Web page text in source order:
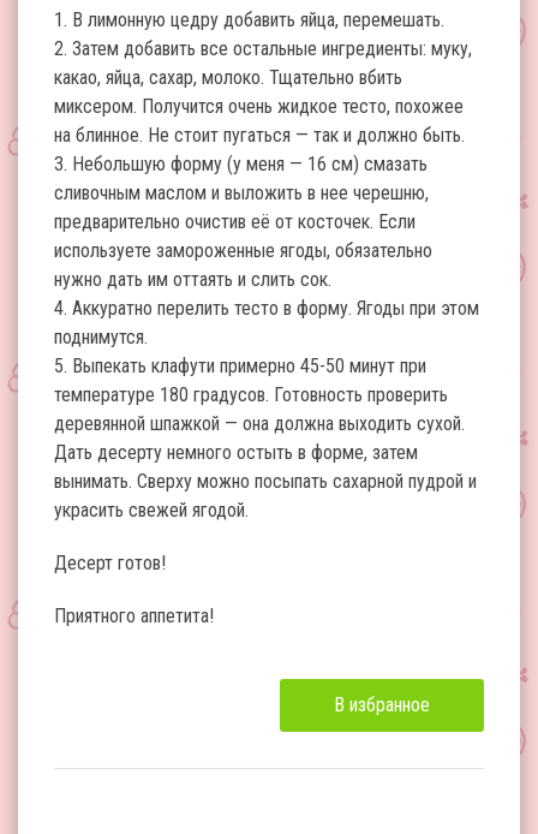
1. В лимонную цедру добавить яйца, перемешать.
2. Затем добавить все остальные ингредиенты: муку,
какао, яйца, сахар, молоко. Тщательно вбить
миксером. Получится очень жидкое тесто, похожее
на блинное. Не стоит пугаться — так и должно быть.
3. Небольшую форму (у меня — 16 см) смазать
сливочным маслом и выложить в нее черешню,
предварительно очистив её от косточек. Если
используете замороженные ягоды, обязательно
нужно дать им оттаять и слить сок.
4. Аккуратно перелить тесто в форму. Ягоды при этом
поднимутся.
5. Выпекать клафути примерно 45-50 минут при
температуре 180 градусов. Готовность проверить
деревянной шпажкой — она должна выходить сухой.
Дать десерту немного остыть в форме, затем
вынимать. Сверху можно посыпать сахарной пудрой и
украсить свежей ягодой.
Десерт готов!
Приятного аппетита!
В избранное